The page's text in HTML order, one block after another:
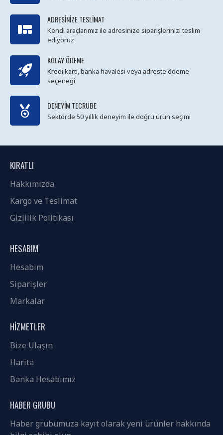
ADRESINIZE TESLIMAT
Kendi araçlarımız ile adresinize siparişlerinizi teslim
ediyoruz
KOLAY ÖDEME
Kredi kartı, banka havalesi veya adreste ödeme
seçeneği
DENEYIM TECRÜBE
Sektörde 50 yıllık deneyim ile doğru ürün seçimi
KIRATLI
Hakkımızda
Kargo ve Teslimat
Gizlilik Politikası
HESABIM
Hesabım
Siparişler
Markalar
HIZMETLER
Bize Ulaşın
Harita
Banka Hesabımız
HABER GRUBU
Haber grubumuza kayıt olarak yeni ürünler hakkında